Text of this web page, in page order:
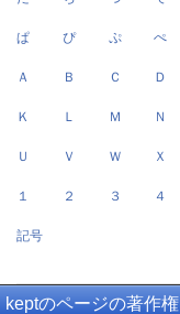
ぱ ぴ ぷ ぺ
Ａ Ｂ Ｃ Ｄ
Ｋ Ｌ Ｍ Ｎ
Ｕ Ｖ Ｗ Ｘ
１ ２ ３ ４
記号
keptのページの著作権